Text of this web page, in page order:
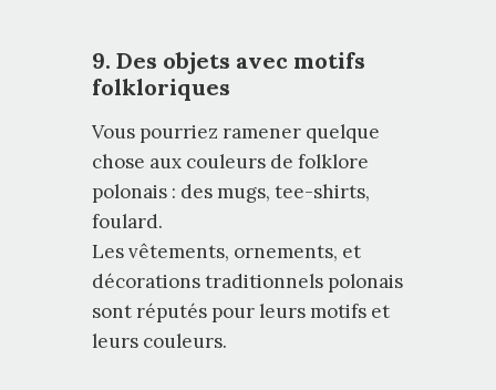
9. Des objets avec motifs
folkloriques
Vous pourriez ramener quelque
chose aux couleurs de folklore
polonais : des mugs, tee-shirts,
foulard.
Les vêtements, ornements, et
décorations traditionnels polonais
sont réputés pour leurs motifs et
leurs couleurs.